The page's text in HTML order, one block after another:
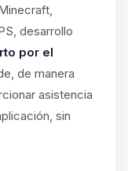
desarrollo
por el
de manera
asistencia
sin